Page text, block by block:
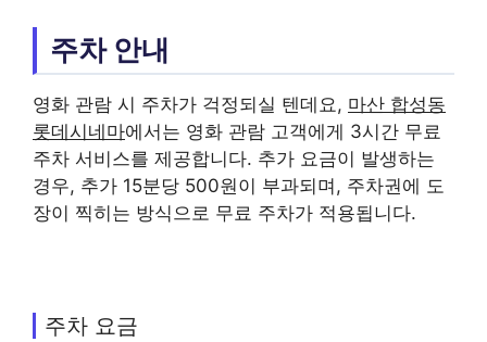
주차 안내
영화 관람 시 주차가 걱정되실 텐데요, 마산 합성동
롯데시네마에서는 영화 관람 고객에게 3시간 무료
주차 서비스를 제공합니다. 추가 요금이 발생하는
경우, 추가 15분당 500원이 부과되며, 주차권에 도
장이 찍히는 방식으로 무료 주차가 적용됩니다.
주차 요금